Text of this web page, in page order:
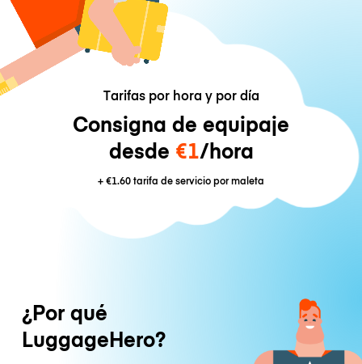
Tarifas por hora y por día
Consigna de equipaje
desde €1/hora
+€1.60tarifa de servicio por maleta
¿Por qué
LuggageHero?